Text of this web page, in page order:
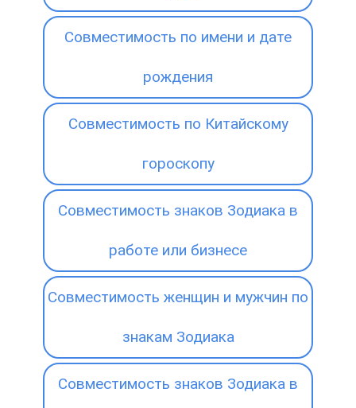
Совместимость по имени и дате
рождения
Совместимость по Китайскому
гороскопу
Совместимость знаков Зодиака в
работе или бизнесе
Совместимость женщин и мужчин по
знакам Зодиака
Совместимость знаков Зодиака в